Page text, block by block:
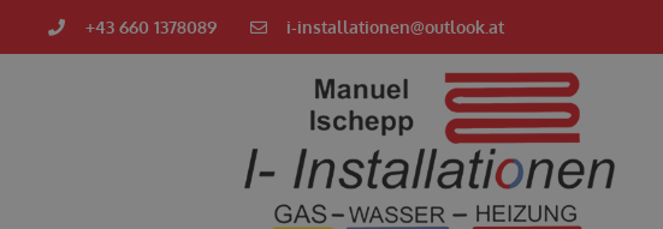
+43 660 1378089 i-installationen@outlook.at